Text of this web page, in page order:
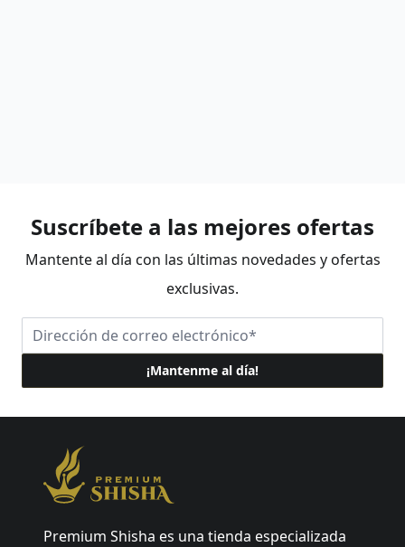
Suscríbete a las mejores ofertas
Mantente al día con las últimas novedades y ofertas
exclusivas.
Dirección de correo electrónico
¡Mantenme al día!
Premium Shisha
Premium Shisha es una tienda especializada